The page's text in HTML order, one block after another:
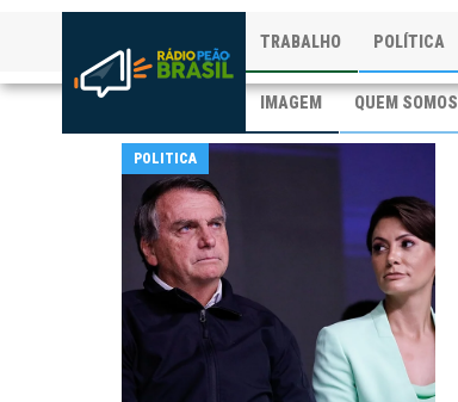
TRABALHO POLÍTICA
IMAGEM QUEM SOMOS
POLITICA